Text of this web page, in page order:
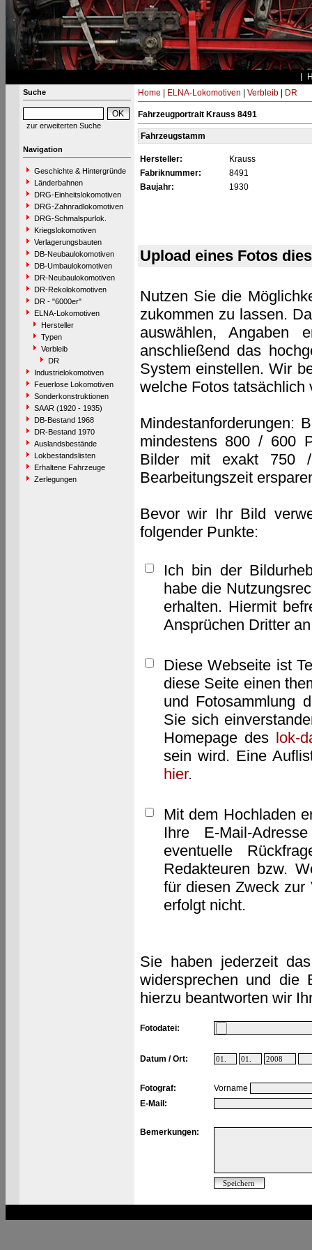
Suche
zur erweiterten Suche
Navigation
Geschichte & Hintergründe
Länderbahnen
DRG-Einheitslokomotiven
DRG-Zahnradlokomotiven
DRG-Schmalspurlok.
Kriegslokomotiven
Verlagerungsbauten
DB-Neubaulokomotiven
DB-Umbaulokomotiven
DR-Neubaulokomotiven
DR-Rekolokomotiven
DR - "6000er"
ELNA-Lokomotiven
Hersteller
Typen
Verbleib
DR
Industrielokomotiven
Feuerlose Lokomotiven
Sonderkonstruktionen
SAAR (1920 - 1935)
DB-Bestand 1968
DR-Bestand 1970
Auslandsbestände
Lokbestandslisten
Erhaltene Fahrzeuge
Zerlegungen
Home ELNA-Lokomotiven Verbleib| DR
Fahrzeugportrait Krauss 8491
Fahrzeugstamm
Hersteller:
Krauss
Fabriknummer:
8491
Baujahr:
1930
Upload eines Fotos
Nutzen Sie die
zukommen zu lassen.
auswählen, Angaben
anschließend das
System einstellen. Wir
welche Fotos tatsächlich
Mindestanforderungen:
mindestens 800 / 600
Bilder mit exakt 750
Bearbeitungszeit
Bevor wir Ihr Bild
folgender Punkte:
Ich bin der
habe die
erhalten. Hiermit
Ansprüchen Dritter
Diese Webseite ist
diese Seite einen
und Fotosammlung
Sie sich
Homepage des lok-
sein wird. Eine
hier.
Mit dem Hochladen
Ihre E-Mail-
eventuelle
Redakteuren bzw.
für diesen Zweck zur
erfolgt nicht.
Sie haben jederzeit
widersprechen und die
hierzu beantworten wir
Fotodatei:
Datum / Ort:
Fotograf:
Vorname
E-Mail:
Bemerkungen: